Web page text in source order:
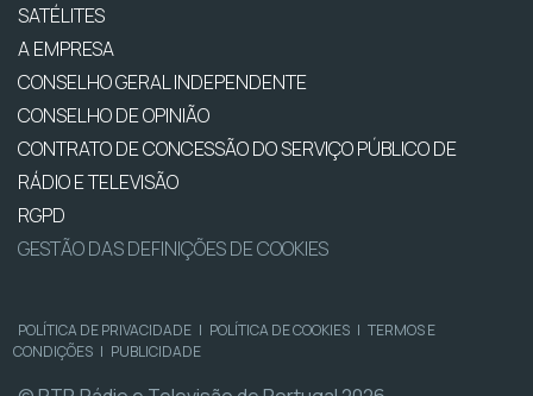
SATÉLITES
A EMPRESA
CONSELHO GERAL INDEPENDENTE
CONSELHO DE OPINIÃO
CONTRATO DE CONCESSÃO DO SERVIÇO PÚBLICO DE
RÁDIO E TELEVISÃO
RGPD
GESTÃO DAS DEFINIÇÕES DE COOKIES
POLÍTICA DE PRIVACIDADE | POLÍTICA DE COOKIES | TERMOS E
CONDIÇÕES | PUBLICIDADE